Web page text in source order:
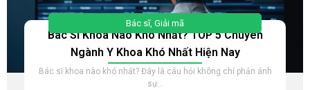
Bác sĩ, Giải mã
Bác Sĩ Khoa Nào Khó Nhất? TOP 5 Chuyên
Ngành Y Khoa Khó Nhất Hiện Nay
Bác sĩ khoa nào khó nhất? Đây là câu hỏi không chỉ phản ánh
sự...